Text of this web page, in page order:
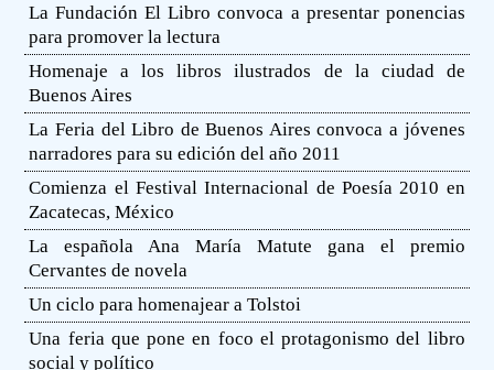
La Fundación El Libro convoca a presentar ponencias
para promover la lectura
Homenaje a los libros ilustrados de la ciudad de
Buenos Aires
La Feria del Libro de Buenos Aires convoca a jóvenes
narradores para su edición del año 2011
Comienza el Festival Internacional de Poesía 2010 en
Zacatecas, México
La española Ana María Matute gana el premio
Cervantes de novela
Un ciclo para homenajear a Tolstoi
Una feria que pone en foco el protagonismo del libro
social y político